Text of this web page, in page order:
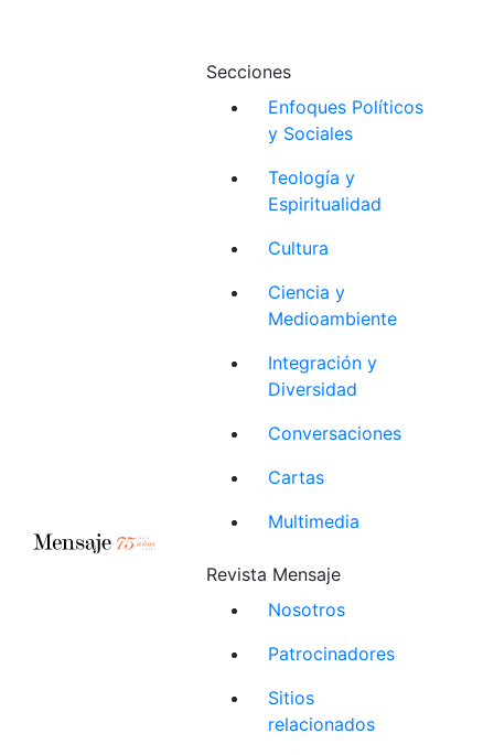
Secciones
Enfoques Políticos
y Sociales
Teología y
Espiritualidad
Cultura
Ciencia y
Medioambiente
Integración y
Diversidad
Conversaciones
Cartas
Multimedia
Revista Mensaje
Nosotros
Patrocinadores
Sitios
relacionados